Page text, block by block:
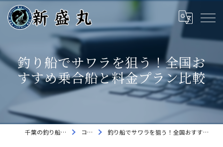
釣り船でサワラを狙う！全国お
すすめ乗合船と料金プラン比較
千葉の釣り船なら新盛丸 コラム 釣り船でサワラを狙う！全国おすすめ乗合船と料金プラン比較